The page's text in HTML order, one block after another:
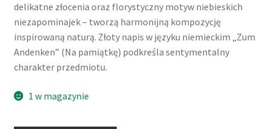
delikatne złocenia oraz florystyczny motyw niebieskich
niezapominajek – tworzą harmonijną kompozycję
inspirowaną naturą. Złoty napis w języku niemieckim „Zum
Andenken” (Na pamiątkę) podkreśla sentymentalny
charakter przedmiotu.
1 w magazynie